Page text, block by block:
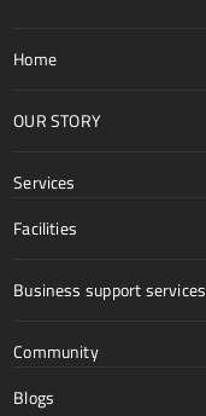
Home
OUR STORY
Services
Facilities
Business support services
Community
Blogs